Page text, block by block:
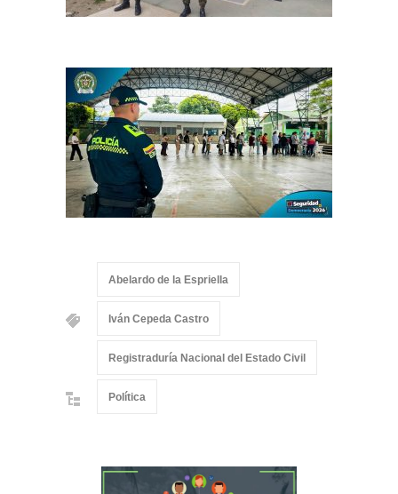
Abelardo de la Espriella
Iván Cepeda Castro
Registraduría Nacional del Estado Civil
Política